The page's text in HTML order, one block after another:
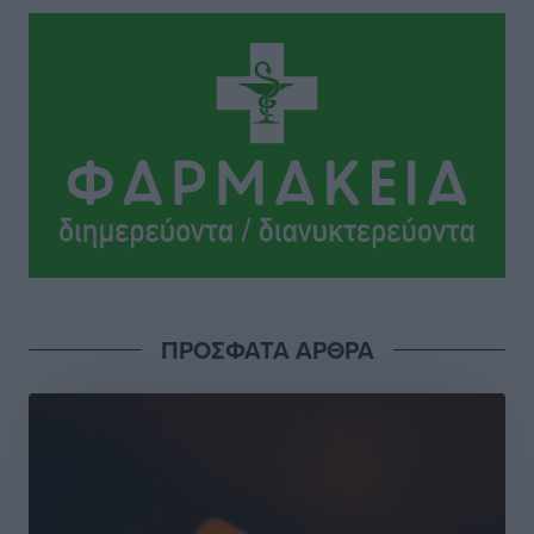
Ειδήσεις• πριν 21 ώρες
Οδηγός στη Ρόδο τράκαρε σταθμευμένο αυτοκίνητο,
παρέσυρε 72χρονο και διέφυγε
πριν 21 ώρες
Το νέο Ειδικό Χωροταξικό για τον Τουρισμό
ξανασχεδιάζει τον επενδυτικό χάρτη της Ρόδου
Υγείας πρέπει να φτάνει σε κάθε γωνιά – Ενισχύουμε
ΠΡΟΣΦΑΤΑ ΑΡΘΡΑ